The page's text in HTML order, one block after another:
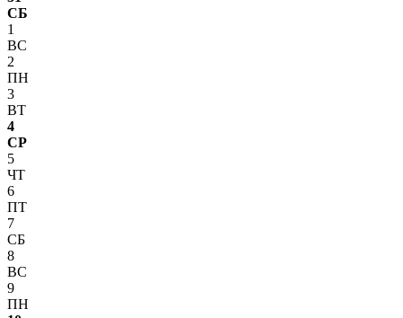
СБ
1
ВС
2
ПН
3
ВТ
4
СР
5
ЧТ
6
ПТ
7
СБ
8
ВС
9
ПН